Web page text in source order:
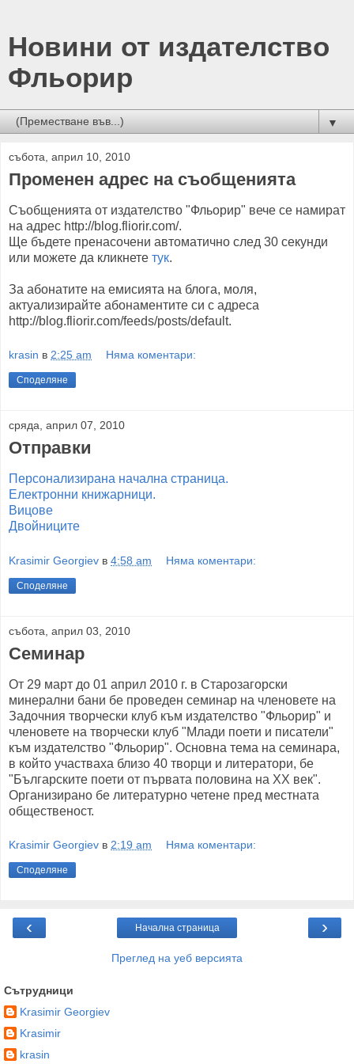
Новини от издателство
Фльорир
▼
събота, април 10, 2010
Променен адрес на съобщенията
Съобщенията от издателство "Фльорир" вече се намират
на адрес http://blog.fliorir.com/.
Ще бъдете пренасочени автоматично след 30 секунди
или можете да кликнете тук.
За абонатите на емисията на блога, моля,
актуализирайте абонаментите си с адреса
http://blog.fliorir.com/feeds/posts/default.
krasin в 2:25 am Няма коментари:
Споделяне
сряда, април 07, 2010
Отправки
Персонализирана начална страница.
Електронни книжарници.
Вицове
Двойниците
Krasimir Georgiev в 4:58 am Няма коментари:
Споделяне
събота, април 03, 2010
Семинар
От 29 март до 01 април 2010 г. в Старозагорски
минерални бани бе проведен семинар на членовете на
Задочния творчески клуб към издателство "Фльорир" и
членовете на творчески клуб "Млади поети и писатели"
към издателство "Фльорир". Основна тема на семинара,
в който участваха близо 40 творци и литератори, бе
"Българските поети от първата половина на ХХ век".
Организирано бе литературно четене пред местната
общественост.
Krasimir Georgiev в 2:19 am Няма коментари:
Споделяне
‹ ›
Начална страница
Преглед на уеб версията
Сътрудници
Krasimir Georgiev
Krasimir
krasin